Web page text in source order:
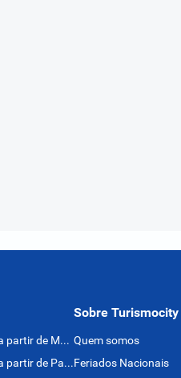
Passagens Aéreas baratas a partir de México
Passagens Aéreas baratas a partir de Panamá
Sobre Turismocity
Quem somos
Feriados Nacionais